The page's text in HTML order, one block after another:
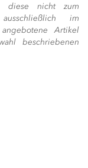
diese nicht zum
im
Artikel
beschriebenen